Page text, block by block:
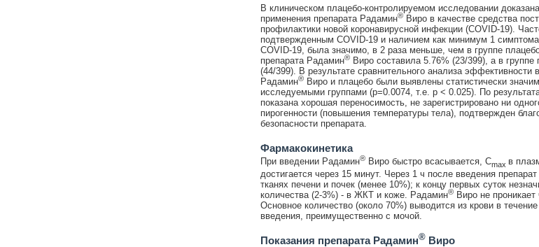
В клиническом плацебо-контролируемом исследовании
применения препарата Радамин®Виро в качестве средства
профилактики новой коронавирусной инфекции (COVID-19).
подтвержденным COVID-19 и наличием как минимум 1
COVID-19, была значимо, в 2 раза меньше, чем в группе
препарата Радамин®Виро составила 5.76% (23/399), а в группе
(44/399). В результате сравнительного анализа эффективности
Радамин®Виро и плацебо были выявлены статистически
исследуемыми группами (р=0.0074, т.е. р < 0.025). По
показана хорошая переносимость, не зарегистрировано ни
пирогенности (повышения температуры тела), подтвержден
безопасности препарата.
Фармакокинетика
При введении Радамин®Виро быстро всасывается, Cmax в
достигается через 15 минут. Через 1 ч после введения
тканях печени и почек (менее 10%); к концу первых суток
количества (2-3%) - в ЖКТ и коже. Радамин®Виро не проникает
Основное количество (около 70%) выводится из крови в
введения, преимущественно с мочой.
Показания препарата Радамин®Виро